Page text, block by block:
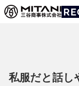
私服だと話し